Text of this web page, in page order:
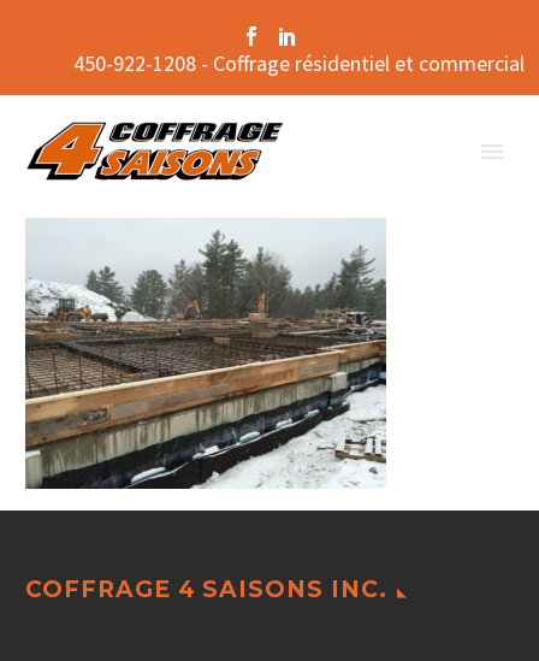
450-922-1208 - Coffrage résidentiel et commercial
COFFRAGE 4 SAISONS INC.